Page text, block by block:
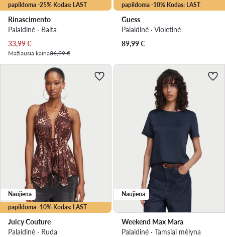
papildoma -25% Kodas: LAST
Rinascimento
Palaidinė · Balta
Dabartinė kaina
33,99€
Mažiausia kaina36,99 €
papildoma -10% Kodas: LAST
Guess
Palaidinė · Violetinė
89,99€
papildoma -10% Kodas: LAST
Naujiena
Juicy Couture
Palaidinė · Ruda
Naujiena
Weekend Max Mara
Palaidinė · Tamsiai mėlyna